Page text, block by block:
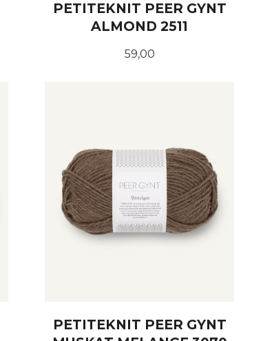
PETITEKNIT PEER GYNT
ALMOND 2511
Pris
59,00
PETITEKNIT PEER GYNT